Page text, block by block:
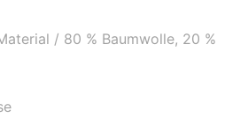
/ 80 % Baumwolle, 20 %